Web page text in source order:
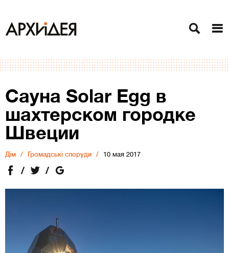
Сауна Solar Egg в
шахтерском городке
Швеции
Дiм Громадські споруди 10 мая 2017